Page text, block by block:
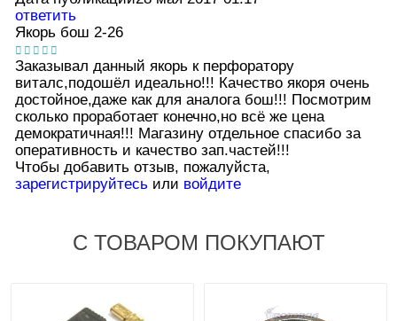
ответить
Якорь бош 2-26
Заказывал данный якорь к перфоратору
виталс,подошёл идеально!!! Качество якоря очень
достойное,даже как для аналога бош!!! Посмотрим
сколько проработает конечно,но всё же цена
демократичная!!! Магазину отдельное спасибо за
оперативность и качество зап.частей!!!
Чтобы добавить отзыв, пожалуйста,
зарегистрируйтесьили войдите
С ТОВАРОМ ПОКУПАЮТ